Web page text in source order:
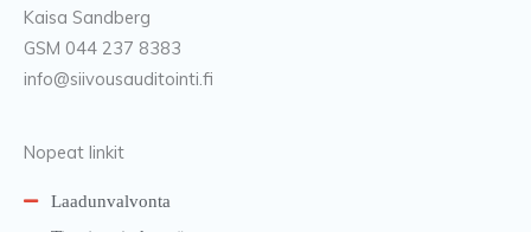
Kaisa Sandberg
GSM 044 237 8383
info@siivousauditointi.fi
Nopeat linkit
Laadunvalvonta